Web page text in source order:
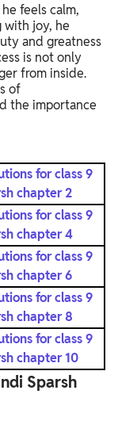
feels calm,
with joy, he
and greatness
is not only
from inside.
of
the importance
for class 9
chapter 2
for class 9
chapter 4
for class 9
chapter 6
for class 9
chapter 8
for class 9
chapter 10
Sparsh